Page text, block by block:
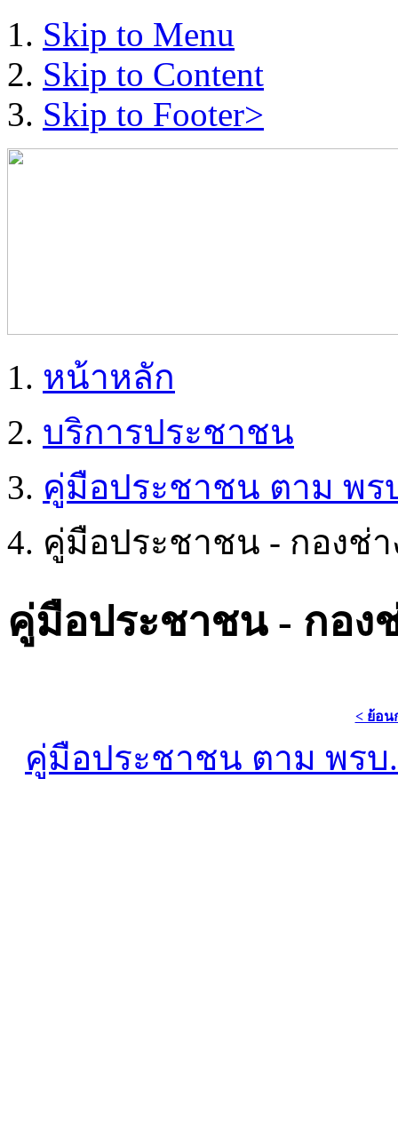
Skip to Menu
Skip to Content
Skip to Footer>
หน้าหลัก
บริการประชาชน
คู่มือประชาชน ตาม พร
คู่มือประชาชน - กองช่า
คู่มือประชาชน - กอง
< ย้อน
คู่มือประชาชน ตาม พรบ